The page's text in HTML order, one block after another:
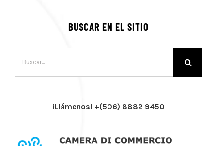
BUSCAR EN EL SITIO
¡Llámenos! +(506) 8882 9450